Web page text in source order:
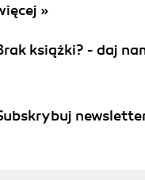
»
książki? - daj